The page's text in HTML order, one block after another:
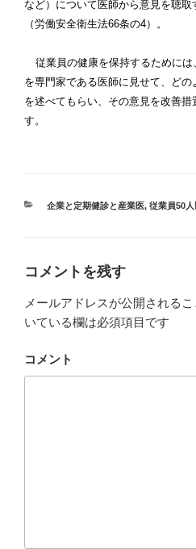
など）について医師から意見を聴
（労働安全衛生法66条の4）。
従業員の健康を保持するために
を専門家である医師に見せて、ど
を述べてもらい、その意見を改善
す。
カ
ー
企業と定期健診と産業医, 従業員50
コメントを残す
メールアドレスが公開されるこ
いている欄は必須項目です
コメント